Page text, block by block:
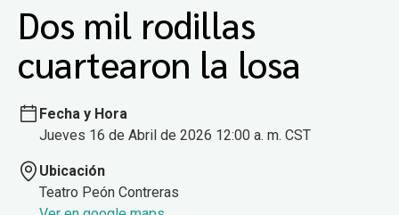
Dos mil rodillas
cuartearon la losa
Fecha y Hora
Jueves 16 de Abril de 2026 12:00 a. m. CST
Ubicación
Teatro Peón Contreras